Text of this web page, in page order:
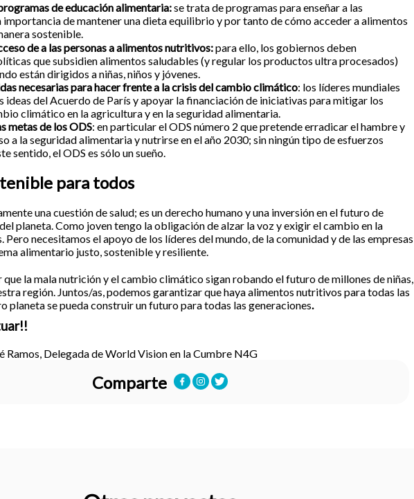
de educación alimentaria:se trata de programas para enseñar a las
importancia de mantener una dieta equilibrio y por tanto de cómo acceder a alimentos
sostenible.
de a las personas a alimentos nutritivos:para ello, los gobiernos deben
que subsidien alimentos saludables (y regular los productos ultra procesados)
están dirigidos a niñas, niños y jóvenes.
necesarias para hacer frente a la crisis del cambio climático: los líderes mundiales
ideas del Acuerdo de París y apoyar la financiación de iniciativas para mitigar los
climático en la agricultura y en la seguridad alimentaria.
metas de los ODS: en particular el ODS número 2 que pretende erradicar el hambre y
a la seguridad alimentaria y nutrirse en el año 2030; sin ningún tipo de esfuerzos
sentido, el ODS es sólo un sueño.
para todos
una cuestión de salud; es un derecho humano y una inversión en el futuro de
planeta. Como joven tengo la obligación de alzar la voz y exigir el cambio en la
Pero necesitamos el apoyo de los líderes del mundo, de la comunidad y de las empresas
alimentario justo, sostenible y resiliente.
la mala nutrición y el cambio climático sigan robando el futuro de millones de niñas,
región. Juntos/as, podemos garantizar que haya alimentos nutritivos para todas las
planeta se pueda construir un futuro para todas las generaciones.
Ramos, Delegada de World Vision en la Cumbre N4G
Comparte